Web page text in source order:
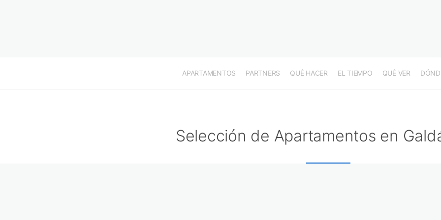
APARTAMENTOS PARTNERS QUÉ HACER EL TIEMPO QUÉ VER
Selección de Apartamentos en